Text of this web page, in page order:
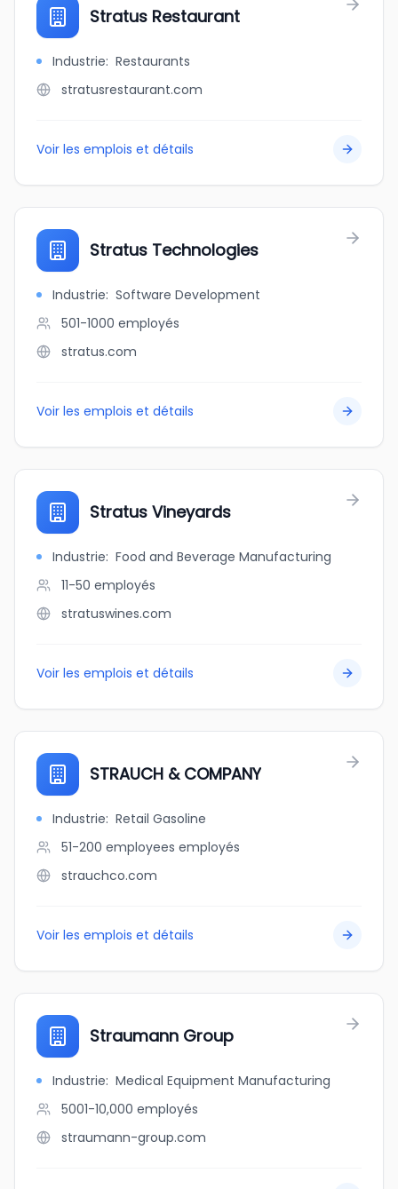
Stratus Restaurant
Industrie: Restaurants
stratusrestaurant.com
Voir les emplois et détails
Stratus Technologies
Industrie: Software Development
501-1000 employés
stratus.com
Voir les emplois et détails
Stratus Vineyards
Industrie: Food and Beverage Manufacturing
11-50 employés
stratuswines.com
Voir les emplois et détails
STRAUCH & COMPANY
Industrie: Retail Gasoline
51-200 employees employés
strauchco.com
Voir les emplois et détails
Straumann Group
Industrie: Medical Equipment Manufacturing
5001-10,000 employés
straumann-group.com